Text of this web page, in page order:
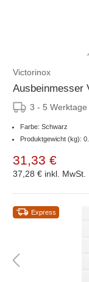
Victorinox
Ausbeinmesser
3 - 5 Werktage
Farbe: Schwarz
Produktgewicht (kg):
31,33 €
37,28 € inkl. MwSt.
Express